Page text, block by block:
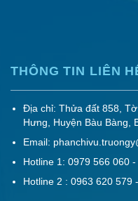
THÔNG TIN LIÊN
Địa chỉ: Thửa đất 858,
Hưng, Huyện Bàu Bàng,
Email:
Hotline 1: 0979 566 060 -
Hotline 2 : 0963 620 579